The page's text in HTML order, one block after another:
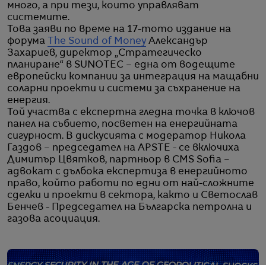
много, а при тези, които управляват
системите.
Това заяви по време на 17-тото издание на
форума
The Sound of MoneyАлександър
Захариев, директор „Стратегическо
планиране“ в SUNOTEC – една от водещите
европейски компании за интеграция на мащабни
соларни проекти и системи за съхранение на
енергия.
Той участва с експертна гледна точка в ключов
панел на събието, посветен на енергийната
сигурност. В дискусията с модератор Никола
Газдов – председател на APSTE - се включиха
Димитър Цвятков, партньор в CMS Sofia –
адвокат с дълбока експертиза в енергийното
право, който работи по едни от най-сложните
сделки и проекти в сектора, както и Светослав
Бенчев - Председател на Българска петролна и
газова асоциация.